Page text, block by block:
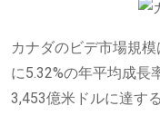
カナダのビデ市場規
に5.32%の年平均成長
3,453億米ドルに達す